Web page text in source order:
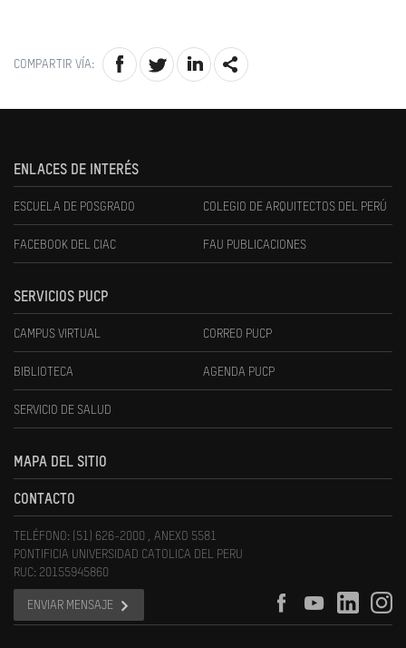
COMPARTIR VÍA:
ENLACES DE INTERÉS
ESCUELA DE POSGRADO COLEGIO DE ARQUITECTOS DEL PERÚ
FACEBOOK DEL CIAC FAU PUBLICACIONES
SERVICIOS PUCP
CAMPUS VIRTUAL CORREO PUCP
BIBLIOTECA AGENDA PUCP
SERVICIO DE SALUD
MAPA DEL SITIO
CONTACTO
TELÉFONO: (51) 626-2000 , ANEXO 5581
PONTIFICIA UNIVERSIDAD CATOLICA DEL PERU
RUC: 20155945860
ENVIAR MENSAJE